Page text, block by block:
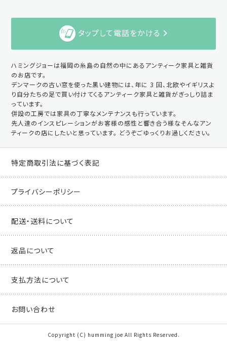
タップして電話をかける
ハミングジョーは福岡の糸島の自然の中にあるアンティーク家具と雑貨
のお店です。
デンマークの古い窓を使った黒い建物には、年に 3 回、北欧やイギリスよ
り自分たちの足で買い付けてくるアンティーク家具と雑貨がぎっしり詰ま
っています。
併設の工房では家具の丁寧なメンテナンスも行っています。
先人達のインスピレーションがお客様の感性と響き合う様なそんなアン
ティークの店にしたいと思っています。 どうぞごゆっくりお過しください。
特定商取引法に基づく表記
プライバシーポリシー
配送・送料について
返品について
支払方法について
お問い合わせ
Copyright (C) humming joe All Rights Reserved.